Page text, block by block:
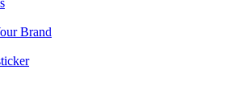
Brand